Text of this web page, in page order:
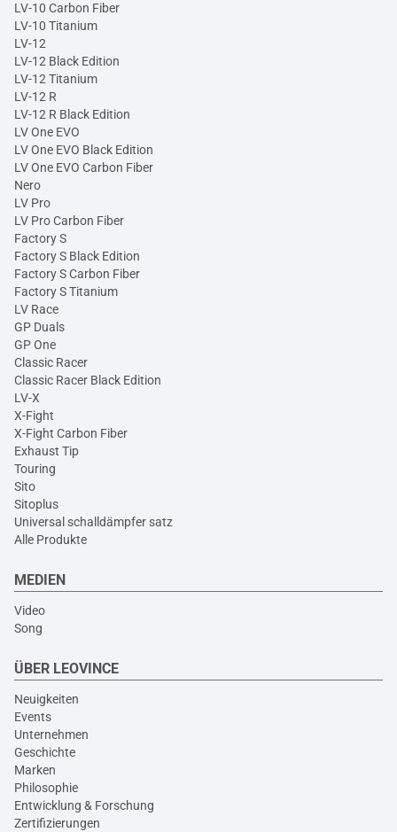
LV-10 Carbon Fiber
LV-10 Titanium
LV-12
LV-12 Black Edition
LV-12 Titanium
LV-12 R
LV-12 R Black Edition
LV One EVO
LV One EVO Black Edition
LV One EVO Carbon Fiber
Nero
LV Pro
LV Pro Carbon Fiber
Factory S
Factory S Black Edition
Factory S Carbon Fiber
Factory S Titanium
LV Race
GP Duals
GP One
Classic Racer
Classic Racer Black Edition
LV-X
X-Fight
X-Fight Carbon Fiber
Exhaust Tip
Touring
Sito
Sitoplus
Universal schalldämpfer satz
Alle Produkte
MEDIEN
Video
Song
ÜBER LEOVINCE
Neuigkeiten
Events
Unternehmen
Geschichte
Marken
Philosophie
Entwicklung & Forschung
Zertifizierungen